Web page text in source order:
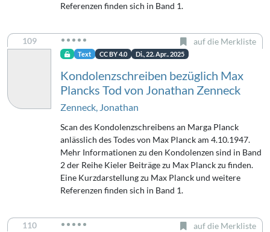
Referenzen finden sich in Band 1.
109 auf die Merkliste
Text CC BY 4.0 Di., 22. Apr.. 2025
Kondolenzschreiben bezüglich Max
Plancks Tod von Jonathan Zenneck
Zenneck, Jonathan
Scan des Kondolenzschreibens an Marga Planck
anlässlich des Todes von Max Planck am 4.10.1947.
Mehr Informationen zu den Kondolenzen sind in Band
2 der Reihe Kieler Beiträge zu Max Planck zu finden.
Eine Kurzdarstellung zu Max Planck und weitere
Referenzen finden sich in Band 1.
110 auf die Merkliste